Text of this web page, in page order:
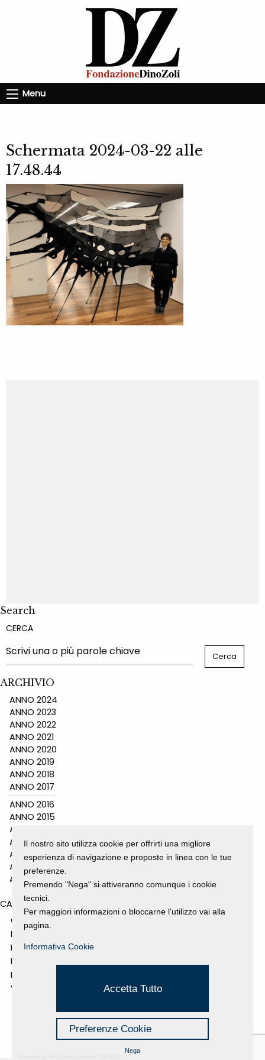
Menu
Schermata 2024-03-22 alle
17.48.44
Search
CERCA
ARCHIVIO
ANNO 2024
ANNO 2023
ANNO 2022
ANNO 2021
ANNO 2020
ANNO 2019
ANNO 2018
ANNO 2017
ANNO 2016
ANNO 2015
ANNO 2014
ANNO 2011
ANNO 2010
ANNO 2009
ANNO 2008
CATEGORIES
GALLERY
MOSTRE E EVENTI
NEWS
PROGETTI SOSTENUTI
RASSEGNA STAMPA
VIDEO
Il nostro sito utilizza cookie per offrirti una migliore
esperienza di navigazione e proposte in linea con le tue
preferenze.
Premendo "Nega" si attiveranno comunque i cookie
tecnici.
Per maggiori informazioni o bloccarne l'utilizzo vai alla
pagina.
Informativa Cookie
Accetta Tutto
Preferenze Cookie
Nega